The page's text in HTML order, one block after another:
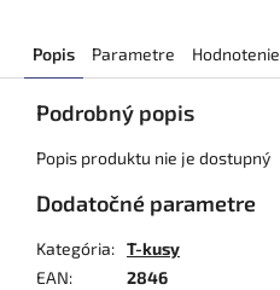
Popis Parametre Hodnotenie
Podrobný popis
Popis produktu nie je dostupný
Dodatočné parametre
Kategória: T-kusy
EAN: 2846